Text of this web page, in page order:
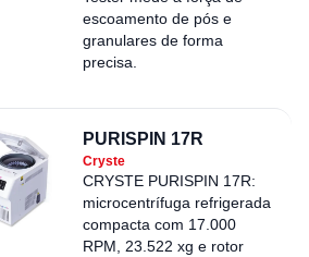
escoamento de pós e
granulares de forma
precisa.
PURISPIN 17R
Cryste
CRYSTE PURISPIN 17R:
microcentrífuga refrigerada
compacta com 17.000
RPM, 23.522 xg e rotor